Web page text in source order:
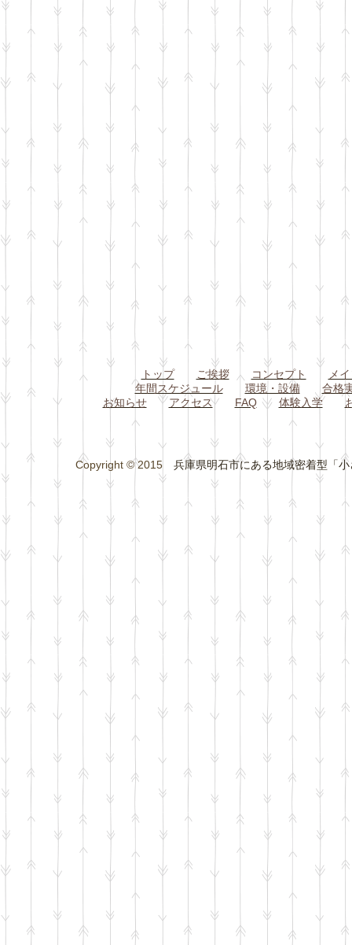
トップ ご挨拶 コンセプト
メ
年間スケジュール
環境・設備
合格
お知らせ
アクセス FAQ 体験入学
Copyright © 2015 兵庫県明石市にある地域密着型「